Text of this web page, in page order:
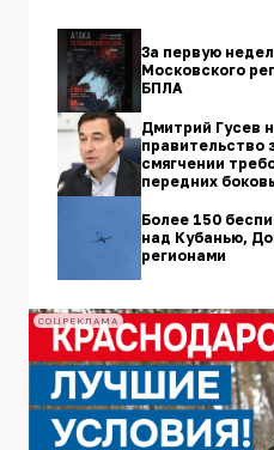
За первую
Московского
БПЛА
Дмитрий Гусев
правительство
смягчении
передних
Более 150
над Кубанью,
регионами
СОЦРЕКЛАМА